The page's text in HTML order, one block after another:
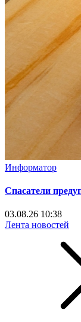
Информатор
Спасатели
03.08.26 10:38
Лента новостей